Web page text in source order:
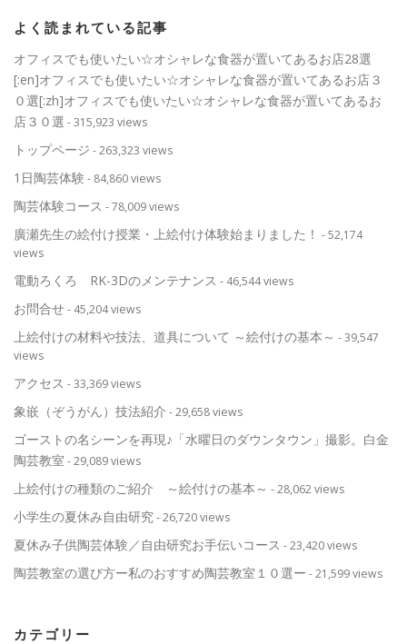
よく読まれている記事
オフィスでも使いたい☆オシャレな食器が置いてあるお店28選
[:en]オフィスでも使いたい☆オシャレな食器が置いてあるお店３
０選[:zh]オフィスでも使いたい☆オシャレな食器が置いてあるお
店３０選 - 315,923 views
トップページ - 263,323 views
1日陶芸体験 - 84,860 views
陶芸体験コース - 78,009 views
廣瀬先生の絵付け授業・上絵付け体験始まりました！ - 52,174
views
電動ろくろ RK-3Dのメンテナンス - 46,544 views
お問合せ- 45,204 views
上絵付けの材料や技法、道具について ～絵付けの基本～ - 39,547
views
アクセス - 33,369 views
象嵌（ぞうがん）技法紹介 - 29,658 views
ゴーストの名シーンを再現♪「水曜日のダウンタウン」撮影。白金
陶芸教室 - 29,089 views
上絵付けの種類のご紹介 ～絵付けの基本～ - 28,062 views
小学生の夏休み自由研究- 26,720 views
夏休み子供陶芸体験／自由研究お手伝いコース - 23,420 views
陶芸教室の選び方ー私のおすすめ陶芸教室１０選ー - 21,599 views
カテゴリー